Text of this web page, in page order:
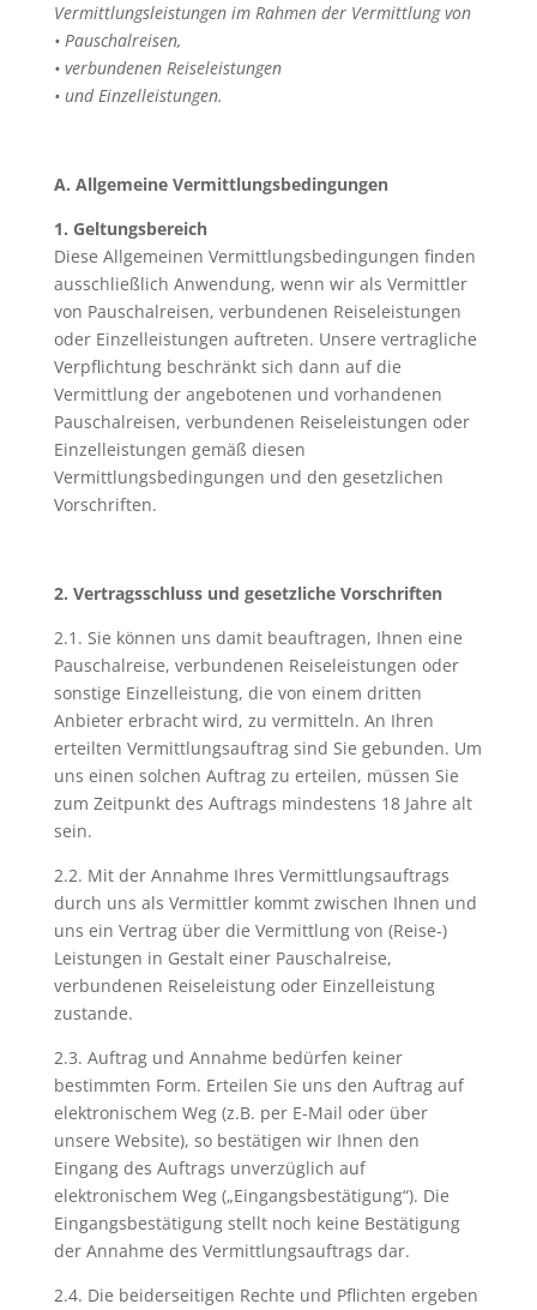
Vermittlungsleistungen im Rahmen der Vermittlung von
• Pauschalreisen,
• verbundenen Reiseleistungen
• und Einzelleistungen.
A. Allgemeine Vermittlungsbedingungen
1. Geltungsbereich
Diese Allgemeinen Vermittlungsbedingungen finden
ausschließlich Anwendung, wenn wir als Vermittler
von Pauschalreisen, verbundenen Reiseleistungen
oder Einzelleistungen auftreten. Unsere vertragliche
Verpflichtung beschränkt sich dann auf die
Vermittlung der angebotenen und vorhandenen
Pauschalreisen, verbundenen Reiseleistungen oder
Einzelleistungen gemäß diesen
Vermittlungsbedingungen und den gesetzlichen
Vorschriften.
2. Vertragsschluss und gesetzliche Vorschriften
2.1. Sie können uns damit beauftragen, Ihnen eine
Pauschalreise, verbundenen Reiseleistungen oder
sonstige Einzelleistung, die von einem dritten
Anbieter erbracht wird, zu vermitteln. An Ihren
erteilten Vermittlungsauftrag sind Sie gebunden. Um
uns einen solchen Auftrag zu erteilen, müssen Sie
zum Zeitpunkt des Auftrags mindestens 18 Jahre alt
sein.
2.2. Mit der Annahme Ihres Vermittlungsauftrags
durch uns als Vermittler kommt zwischen Ihnen und
uns ein Vertrag über die Vermittlung von (Reise-)
Leistungen in Gestalt einer Pauschalreise,
verbundenen Reiseleistung oder Einzelleistung
zustande.
2.3. Auftrag und Annahme bedürfen keiner
bestimmten Form. Erteilen Sie uns den Auftrag auf
elektronischem Weg (z.B. per E-Mail oder über
unsere Website), so bestätigen wir Ihnen den
Eingang des Auftrags unverzüglich auf
elektronischem Weg („Eingangsbestätigung“). Die
Eingangsbestätigung stellt noch keine Bestätigung
der Annahme des Vermittlungsauftrags dar.
2.4. Die beiderseitigen Rechte und Pflichten ergeben